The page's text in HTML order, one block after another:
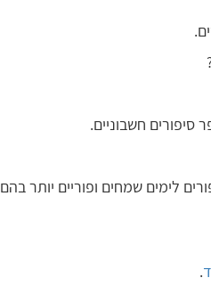
חשבוניים.
לימים שמחים ופוריים יותר בהם
.